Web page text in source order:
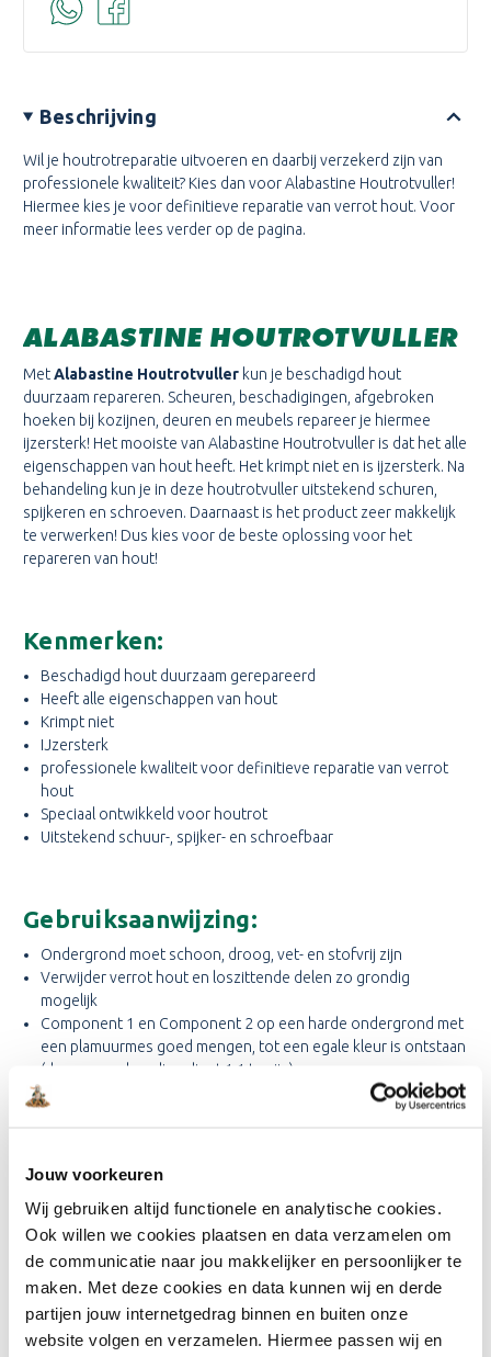
Jouw voorkeuren
Wij gebruiken altijd functionele en analytische cookies.
Ook willen we cookies plaatsen en data verzamelen om
de communicatie naar jou makkelijker en persoonlijker te
maken. Met deze cookies en data kunnen wij en derde
partijen jouw internetgedrag binnen en buiten onze
website volgen en verzamelen. Hiermee passen wij en
Beschrijving
Wil je houtrotreparatie uitvoeren en daarbij verzekerd zijn van
professionele kwaliteit? Kies dan voor Alabastine Houtrotvuller!
Hiermee kies je voor definitieve reparatie van verrot hout. Voor
meer informatie lees verder op de pagina.
ALABASTINE HOUTROTVULLER
MetAlabastine Houtrotvuller kun je beschadigd hout
duurzaam repareren. Scheuren, beschadigingen, afgebroken
hoeken bij kozijnen, deuren en meubels repareer je hiermee
ijzersterk! Het mooiste van Alabastine Houtrotvuller is dat het alle
eigenschappen van hout heeft. Het krimpt niet en is ijzersterk. Na
behandeling kun je in deze houtrotvuller uitstekend schuren,
spijkeren en schroeven. Daarnaast is het product zeer makkelijk
te verwerken! Dus kies voor de beste oplossing voor het
repareren van hout!
Kenmerken:
Beschadigd hout duurzaam gerepareerd
Heeft alle eigenschappen van hout
Krimpt niet
IJzersterk
professionele kwaliteit voor definitieve reparatie van verrot
hout
Speciaal ontwikkeld voor houtrot
Uitstekend schuur-, spijker- en schroefbaar
Gebruiksaanwijzing:
Ondergrond moet schoon, droog, vet- en stofvrij zijn
Verwijder verrot hout en loszittende delen zo grondig
mogelijk
Component 1 en Component 2 op een harde ondergrond met
een plamuurmes goed mengen, tot een egale kleur is ontstaan
(de mengverhouding dient 1:1 te zijn)
Niet meer aanmaken dan binnen 20 min. verwerkt kan worden
Schaven, schuren, schilderen etc. is mogelijk na 6 uur bij 20 °C
Gereedschap direct schoonmaken met warm water en
keukenpapier
Niet verwerken beneden 10°C
Droog bewaren
In verpakkingen van 500 gram en 1000 gram
TIP: Voor een duurzame reparatie eerst het aangetaste hout
versterken met Alabastine Houtrot Impregneer. Voor het zetten
van hoeken of grote reparaties adviseren wij het gebruik van een